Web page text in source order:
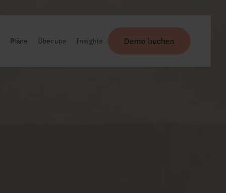
Pläne Über uns Insights Demo buchen